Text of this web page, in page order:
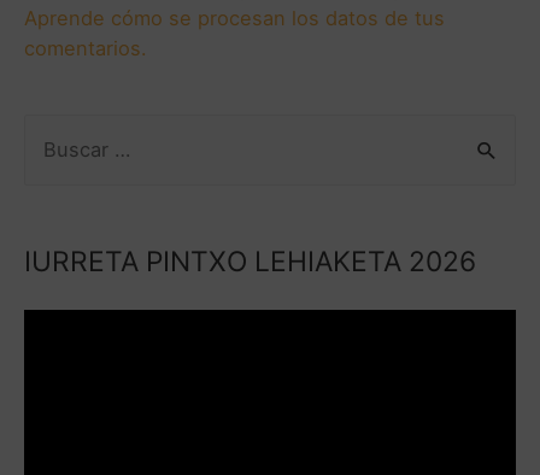
Aprende cómo se procesan los datos de tus
comentarios.
IURRETA PINTXO LEHIAKETA 2026